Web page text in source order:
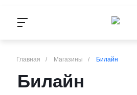
Главная / Магазины / Билайн
Билайн